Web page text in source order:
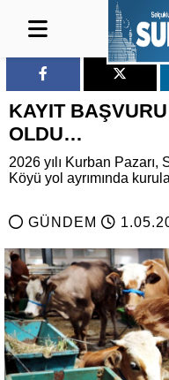
KAYIT
OLDU…
2026 yılı Kurban
Köyü yol ayrımında
GÜNDEM